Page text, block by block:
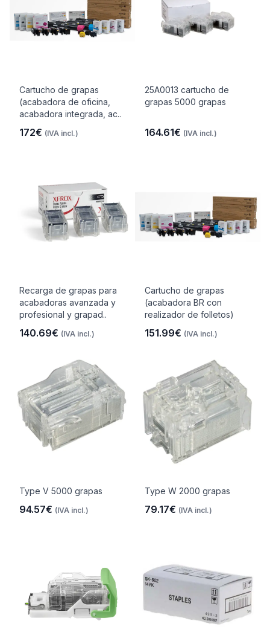
Cartucho de grapas
(acabadora de oficina,
acabadora integrada, ac..
172€ (IVA incl.)
25A0013 cartucho de
grapas 5000 grapas
164.61€ (IVA incl.)
Recarga de grapas para
acabadoras avanzada y
profesional y grapad..
140.69€ (IVA incl.)
Cartucho de grapas
(acabadora BR con
realizador de folletos)
151.99€ (IVA incl.)
Type V 5000 grapas
94.57€ (IVA incl.)
Type W 2000 grapas
79.17€ (IVA incl.)